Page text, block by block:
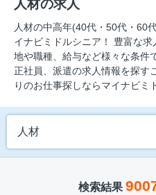
人材の求人
人材の中⾼年(40代・50代・60
イナビミドルシニア！ 豊富な
地や職種、給与など様々な条件
正社員、派遣の求人情報を探す
りのお仕事探しならマイナビミ
人材
検索結果